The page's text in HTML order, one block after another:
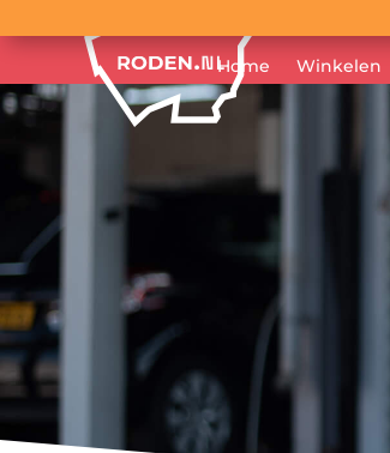
Home Winkelen